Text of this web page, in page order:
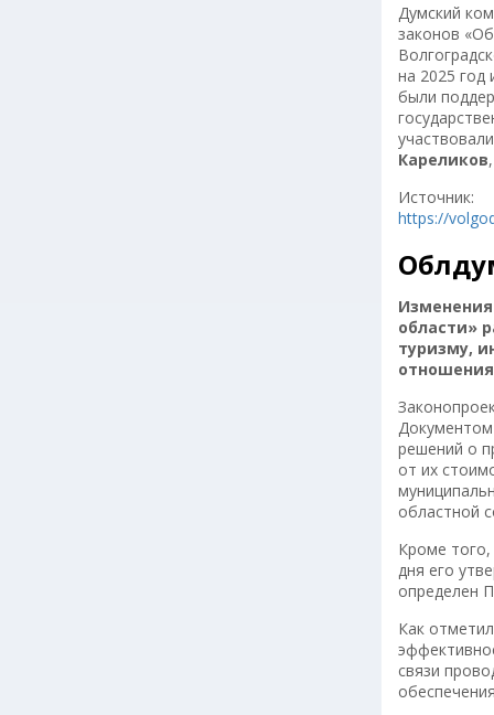
Думский
законов
на 2025 год
были
Кареликов
Источник:
https://
области»
туризму,
решений о
от их
областной
Кроме того,
дня его
определен
Как
связи